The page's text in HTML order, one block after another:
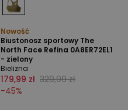
Nowość
Biustonosz sportowy The
North Face Refina 0A8ER72EL1
- zielony
Bielizna
179,99 zł 329,99 zł
-45%